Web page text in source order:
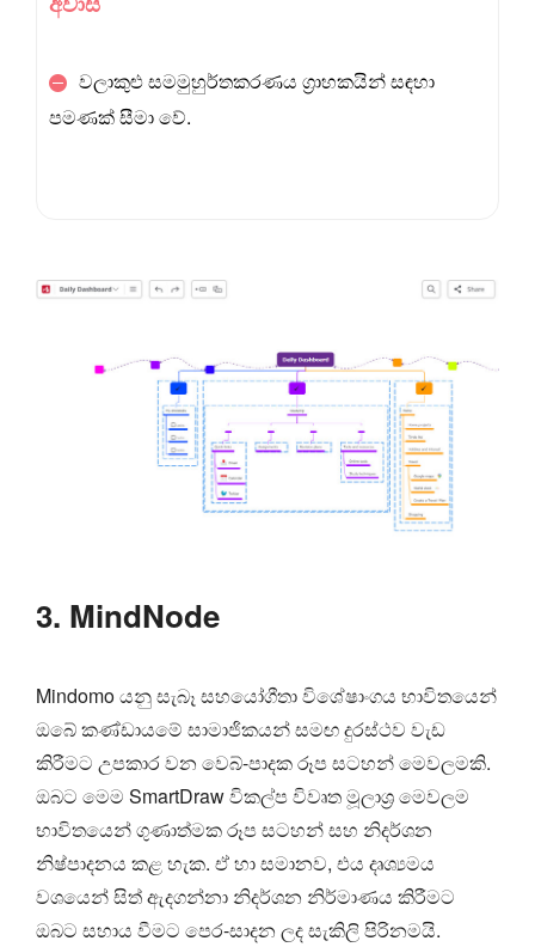
වලාකුළු සමමුහුර්තකරණය ග්‍රාහකයින් සඳහා
පමණක් සීමා වේ.
3. MindNode
Mindomo යනු සැබෑ සහයෝගීතා විශේෂාංගය භාවිතයෙන්
ඔබේ කණ්ඩායමේ සාමාජිකයන් සමඟ දුරස්ථව වැඩ
කිරීමට උපකාර වන වෙබ්-පාදක රූප සටහන් මෙවලමකි.
ඔබට මෙම SmartDraw විකල්ප විවෘත මූලාශ්‍ර මෙවලම
භාවිතයෙන් ගුණාත්මක රූප සටහන් සහ නිදර්ශන
නිෂ්පාදනය කළ හැක. ඒ හා සමානව, එය දෘශ්‍යමය
වශයෙන් සිත් ඇදගන්නා නිදර්ශන නිර්මාණය කිරීමට
ඔබට සහාය වීමට පෙර-සාදන ලද සැකිලි පිරිනමයි.